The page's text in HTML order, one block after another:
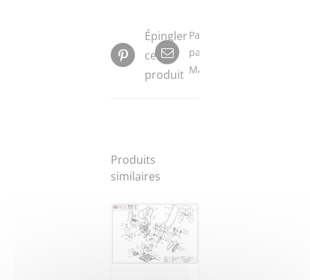
Épingler
ce
produit
Partager
par
Mail
Produits
similaires